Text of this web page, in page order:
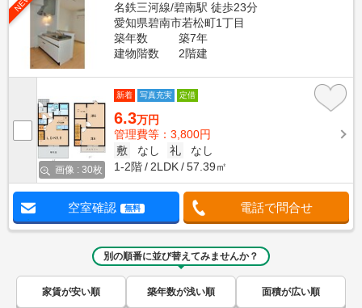
名鉄三河線/碧南駅 徒歩23分
愛知県碧南市若松町1丁目
築年数
築7年
建物階数
2階建
画像 : 30枚
新着 写真充実 定借
6.3万円
管理費等：3,800円
敷
なし 礼
なし
1-2階
2LDK 57.39㎡
空室確認 無料 電話で問合せ
別の順番に並び替えてみませんか？
家賃が安い順 築年数が浅い順 面積が広い順